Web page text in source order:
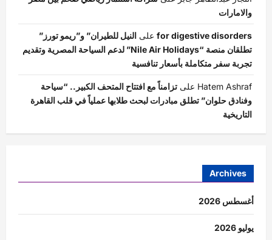
والامارات
for digestive disorders على النيل للطيران” و”ريمو تورز”
تطلقان منصة “Nile Air Holidays” لدعم السياحة المصرية وتقديم
تجربة سفر متكاملة بأسعار تنافسية
Hatem Ashraf على تزامناً مع افتتاح المتحف الكبير.. “سياحة
وفنادق حلوان” تطلق مبادرات لبحث طلابها عملياً في قلب القاهرة
التاريخية
Archives
أغسطس 2026
يوليو 2026